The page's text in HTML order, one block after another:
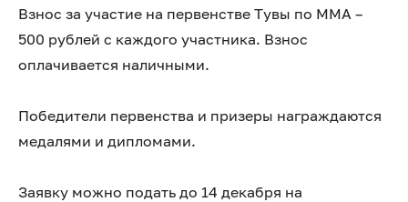
Взнос за участие на первенстве Тувы по ММА –
500 рублей с каждого участника. Взнос
оплачивается наличными.
Победители первенства и призеры награждаются
медалями и дипломами.
Заявку можно подать до 14 декабря на